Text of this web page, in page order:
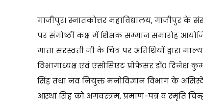
गाजीपुर। स्नातकोत्तर महाविद्यालय, गाजीपुर
पर संगोष्ठी कक्ष में शिक्षक सम्मान समारोह
माता सरस्वती जी के चित्र पर अतिथियों द्वारा
विभागाध्यक्ष एवं एसोसिएट प्रोफेसर डॉ० दिनेश
सिंह तथा नव नियुक्त मनोविज्ञान विभाग के
आस्था सिंह को अंगवस्त्रम, प्रमाण-पत्र व स्मृति